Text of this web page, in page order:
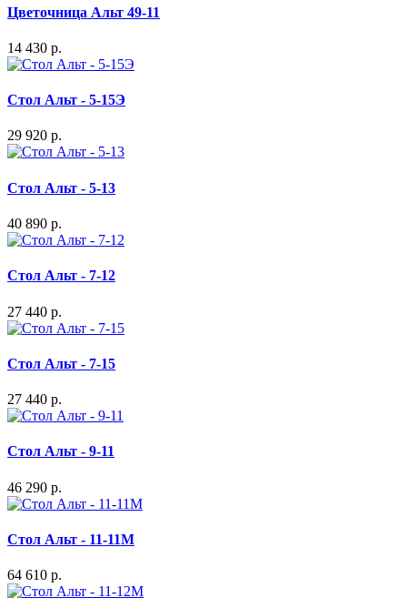
Цветочница Альт 49-11
14 430 р.
Стол Альт - 5-15Э
29 920 р.
Стол Альт - 5-13
40 890 р.
Стол Альт - 7-12
27 440 р.
Стол Альт - 7-15
27 440 р.
Стол Альт - 9-11
46 290 р.
Стол Альт - 11-11М
64 610 р.